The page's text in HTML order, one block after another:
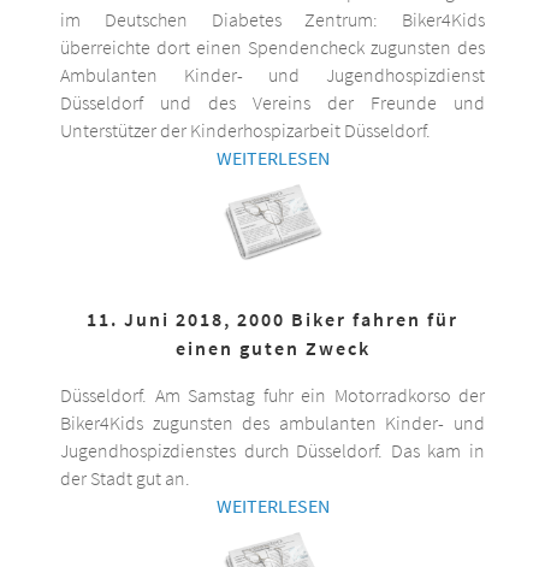
im Deutschen Diabetes Zentrum: Biker4Kids
überreichte dort einen Spendencheck zugunsten des
Ambulanten Kinder- und Jugendhospizdienst
Düsseldorf und des Vereins der Freunde und
Unterstützer der Kinderhospizarbeit Düsseldorf.
WEITERLESEN
11. Juni 2018, 2000 Biker fahren für
einen guten Zweck
Düsseldorf. Am Samstag fuhr ein Motorradkorso der
Biker4Kids zugunsten des ambulanten Kinder- und
Jugendhospizdienstes durch Düsseldorf. Das kam in
der Stadt gut an.
WEITERLESEN